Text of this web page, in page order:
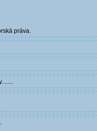
práva.